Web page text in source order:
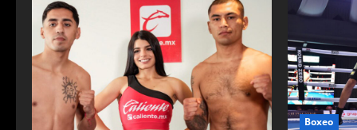
a
d
a
s
Boxeo